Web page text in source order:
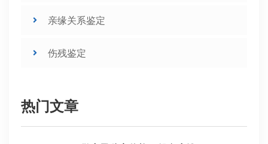
亲缘关系鉴定
伤残鉴定
热门文章